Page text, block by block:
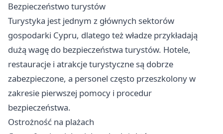
Bezpieczeństwo turystów
Turystyka jest jednym z głównych sektorów
gospodarki Cypru, dlatego też władze przykładają
dużą wagę do bezpieczeństwa turystów. Hotele,
restauracje i atrakcje turystyczne są dobrze
zabezpieczone, a personel często przeszkolony w
zakresie pierwszej pomocy i procedur
bezpieczeństwa.
Ostrożność na plażach